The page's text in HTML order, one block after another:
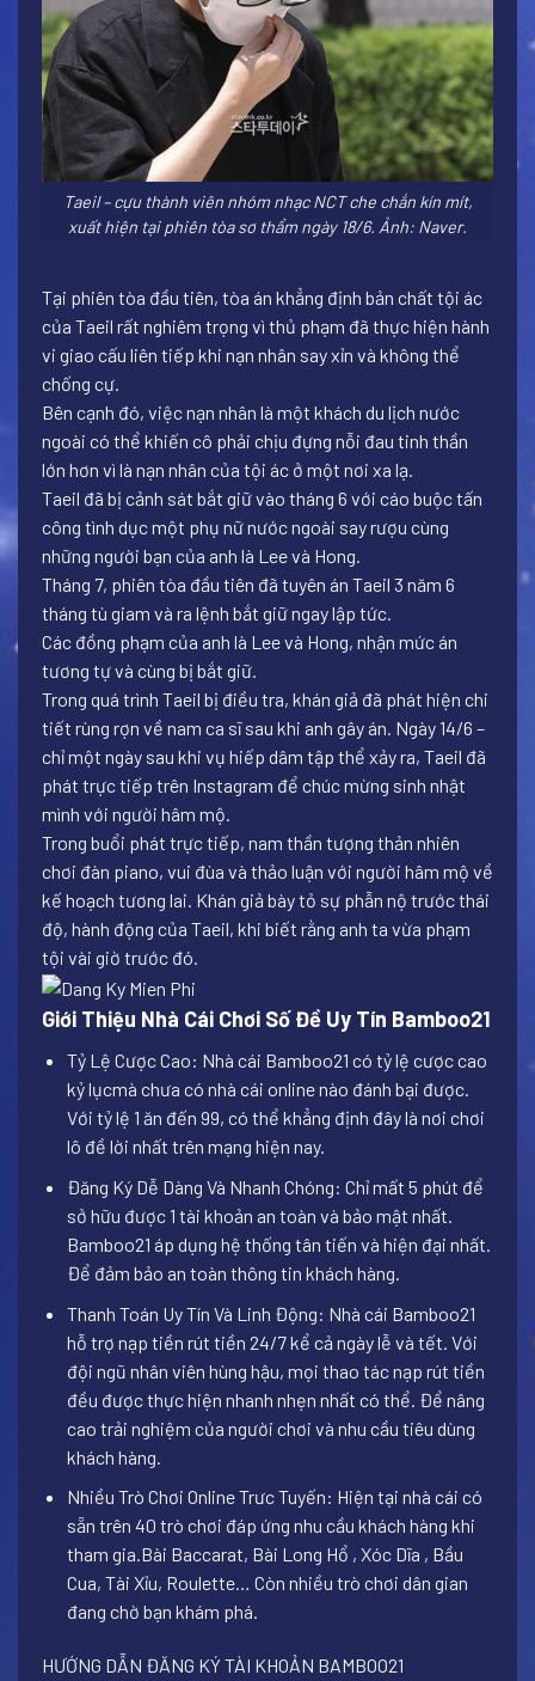
Taeil – cựu thành viên nhóm nhạc NCT che chắn kín mít,
xuất hiện tại phiên tòa sơ thẩm ngày 18/6. Ảnh: Naver.
Tại phiên tòa đầu tiên, tòa án khẳng định bản chất tội ác
của Taeil rất nghiêm trọng vì thủ phạm đã thực hiện hành
vi giao cấu liên tiếp khi nạn nhân say xỉn và không thể
chống cự.
Bên cạnh đó, việc nạn nhân là một khách du lịch nước
ngoài có thể khiến cô phải chịu đựng nỗi đau tinh thần
lớn hơn vì là nạn nhân của tội ác ở một nơi xa lạ.
Taeil đã bị cảnh sát bắt giữ vào tháng 6 với cáo buộc tấn
công tình dục một phụ nữ nước ngoài say rượu cùng
những người bạn của anh là Lee và Hong.
Tháng 7, phiên tòa đầu tiên đã tuyên án Taeil 3 năm 6
tháng tù giam và ra lệnh bắt giữ ngay lập tức.
Các đồng phạm của anh là Lee và Hong, nhận mức án
tương tự và cùng bị bắt giữ.
Trong quá trình Taeil bị điều tra, khán giả đã phát hiện chi
tiết rùng rợn về nam ca sĩ sau khi anh gây án. Ngày 14/6 –
chỉ một ngày sau khi vụ hiếp dâm tập thể xảy ra, Taeil đã
phát trực tiếp trên Instagram để chúc mừng sinh nhật
mình với người hâm mộ.
Trong buổi phát trực tiếp, nam thần tượng thản nhiên
chơi đàn piano, vui đùa và thảo luận với người hâm mộ về
kế hoạch tương lai. Khán giả bày tỏ sự phẫn nộ trước thái
độ, hành động của Taeil, khi biết rằng anh ta vừa phạm
tội vài giờ trước đó.
Giới Thiệu Nhà Cái Chơi Số Đề Uy Tín Bamboo21
Tỷ Lệ Cược Cao: Nhà cái Bamboo21 có tỷ lệ cược cao
kỷ lụcmà chưa có nhà cái online nào đánh bại được.
Với tỷ lệ 1 ăn đến 99, có thể khẳng định đây là nơi chơi
lô đề lời nhất trên mạng hiện nay.
Đăng Ký Dễ Dàng Và Nhanh Chóng: Chỉ mất 5 phút để
sở hữu được 1 tài khoản an toàn và bảo mật nhất.
Bamboo21 áp dụng hệ thống tân tiến và hiện đại nhất.
Để đảm bảo an toàn thông tin khách hàng.
Thanh Toán Uy Tín Và Linh Động: Nhà cái Bamboo21
hỗ trợ nạp tiền rút tiền 24/7 kể cả ngày lễ và tết. Với
đội ngũ nhân viên hùng hậu, mọi thao tác nạp rút tiền
đều được thực hiện nhanh nhẹn nhất có thể. Để nâng
cao trải nghiệm của người chơi và nhu cầu tiêu dùng
khách hàng.
Nhiều Trò Chơi Online Trưc Tuyến: Hiện tại nhà cái có
sẵn trên 40 trò chơi đáp ứng nhu cầu khách hàng khi
tham gia.Bài Baccarat, Bài Long Hổ , Xóc Dĩa , Bầu
Cua, Tài Xỉu, Roulette… Còn nhiều trò chơi dân gian
đang chờ bạn khám phá.
HƯỚNG DẪN ĐĂNG KÝ TÀI KHOẢN BAMBOO21